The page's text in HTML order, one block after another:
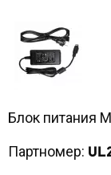
Блок питания
Партномер: